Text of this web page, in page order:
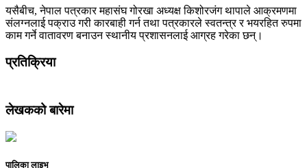
यसैबीच, नेपाल पत्रकार महासंघ गोरखा अध्यक्ष किशोरजंग थापाले आक्रमणमा
संलग्नलाई पक्राउ गरी कारबाही गर्न तथा पत्रकारले स्वतन्त्र र भयरहित रुपमा
काम गर्ने वातावरण बनाउन स्थानीय प्रशासनलाई आग्रह गरेका छन्।
प्रतिक्रिया
लेखकको बारेमा
पालिका लाइभ